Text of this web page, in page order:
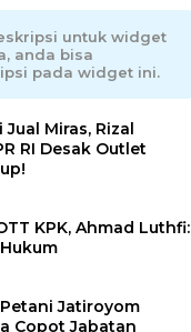
untuk widget
anda bisa
pada widget ini.
Miras, Rizal
RI Desak Outlet
KPK, Ahmad Luthfi:
Jatiroyom
Copot Jabatan